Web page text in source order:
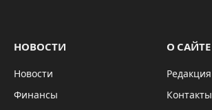
НОВОСТИ
Новости
Финансы
О САЙТЕ
Редакция
Контакты